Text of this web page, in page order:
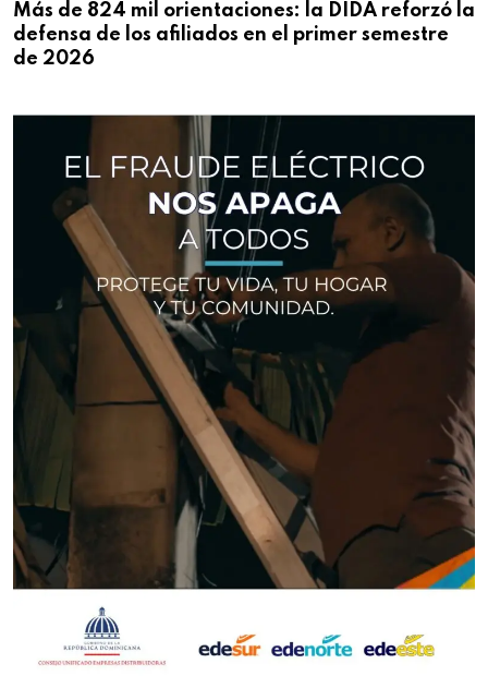
Más de 824 mil orientaciones: la DIDA reforzó la
defensa de los afiliados en el primer semestre
de 2026